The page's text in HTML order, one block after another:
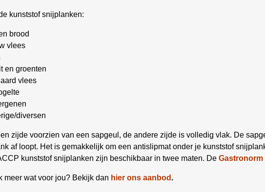
kunststof snijplanken:
brood
vlees
en groenten
vlees
diversen
zijde voorzien van een sapgeul, de andere zijde is volledig vlak. De
af loopt. Het is gemakkelijk om een antislipmat onder je kunststof
kunststof snijplanken zijn beschikbaar in twee maten. De Gastronorm
meer wat voor jou? Bekijk dan hier ons aanbod .